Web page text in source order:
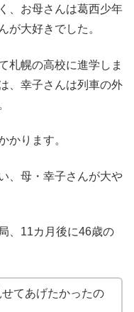
、お母さんは葛西少年
が大好きでした。
札幌の高校に進学しま
、幸子さんは列車の外
かります。
、母・幸子さんが大や
、11カ月後に46歳の
てあげたかったの